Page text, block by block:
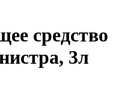
средство
3л